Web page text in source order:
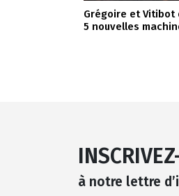
Grégoire et Vitibot
5 nouvelles
à notre lettre